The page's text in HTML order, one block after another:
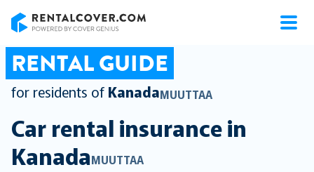
RENTAL GUIDE
for residents of KanadaMUUTTAA
Car rental insurance in
KanadaMUUTTAA